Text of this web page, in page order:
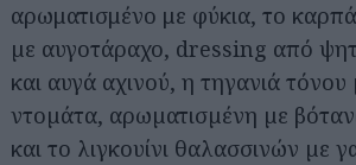
αρωματισμένο με φύκια, το
µε αυγοτάραχο, dressing από
και αυγά αχινού, η τηγανιά
ντοµάτα, αρωµατισµένη µε
και το λιγκουίνι θαλασσινών µε